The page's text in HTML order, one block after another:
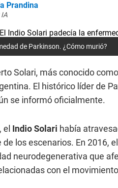
Prandina
de Parkinson. ¿Cómo murió?
Solari, más conocido como
El histórico líder de
se informó oficialmente.
Indio Solari había
los escenarios. En 2016,
neurodegenerativa que
con el